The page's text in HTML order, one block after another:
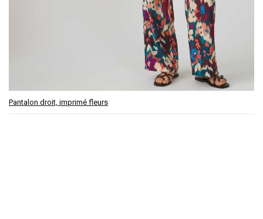
Pantalon droit, imprimé fleurs